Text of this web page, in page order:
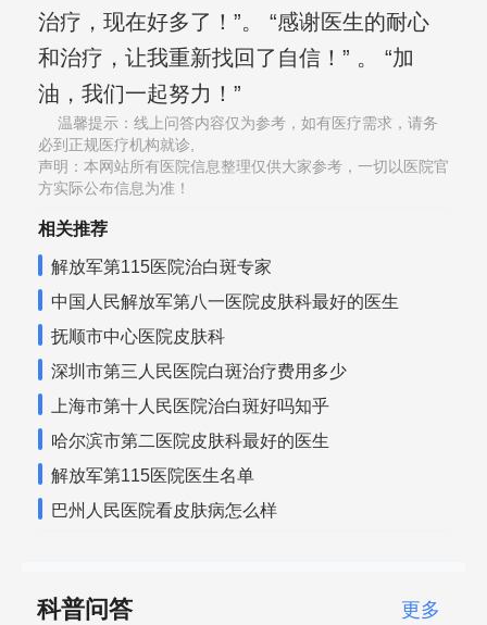
治疗，现在好多了！”。 “感谢医生的耐心
和治疗，让我重新找回了自信！” 。 “加
油，我们一起努力！”
温馨提示：线上问答内容仅为参考，如有医疗需求，请务
必到正规医疗机构就诊,
声明：本网站所有医院信息整理仅供大家参考，一切以医院官
方实际公布信息为准！
相关推荐
解放军第115医院治白斑专家
中国人民解放军第八一医院皮肤科最好的医生
抚顺市中心医院皮肤科
深圳市第三人民医院白斑治疗费用多少
上海市第十人民医院治白斑好吗知乎
哈尔滨市第二医院皮肤科最好的医生
解放军第115医院医生名单
巴州人民医院看皮肤病怎么样
科普问答 更多